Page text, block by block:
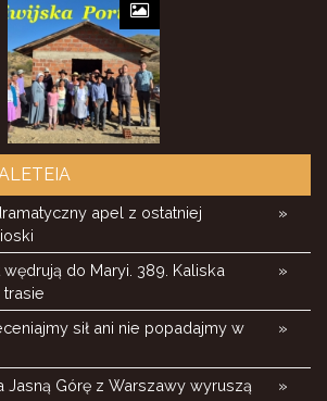
»
apel z ostatniej
»
do Maryi. 389. Kaliska
»
sił ani nie popadajmy w
»
Jasną Górę z Warszawy wyruszą